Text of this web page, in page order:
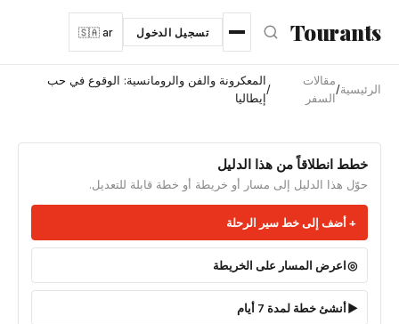
انتقل إلى المحتوى الرئيسي
Tourants تسجيل الدخول 🇸🇦 ar
الرئيسية/
مقالات
السفر
/
المعكرونة والفن والرومانسية: الوقوع في حب
إيطاليا
خطط انطلاقاً من هذا الدليل
حوّل هذا الدليل إلى مسار أو خريطة أو خطة قابلة للتعديل.
أضف إلى خط سير الرحلة
اعرض المسار على الخريطة
أنشئ خطة لمدة 7 أيام